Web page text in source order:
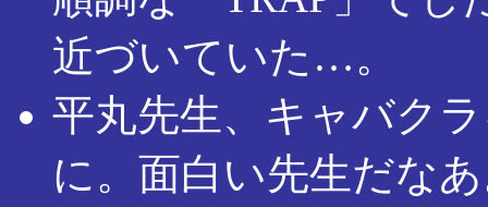
近づいていた…。
平丸先生、キャバク
に。面白い先生だな